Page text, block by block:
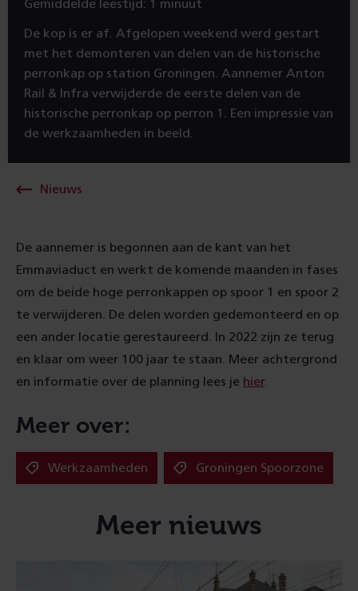
Gemiddelde leestijd: 1 minuut
De kop is er af. Afgelopen weekend werd gestart
met het demonteren van delen van de historische
perronkap op station Groningen. Aannemer Anton
Rail & Infra verwijderde de eerste delen van de
historische perronkap op perron 1. Een impressie van
de werkzaamheden in beeld.
Nieuws
De aannemer is begonnen aan de kant van het
Emmaviaduct en werkt de komende maanden in fases
om de beide hoge perronkappen op spoor 1 en spoor 2
te verwijderen. De delen worden gedemonteerd en op
een ander locatie gerestaureerd. In 2022 zijn ze terug
en klaar om weer 100 jaar te staan. Meer achtergrond
en informatie over de planning lees je hier.
Meer over:
Werkzaamheden Groningen Spoorzone
Meer nieuws